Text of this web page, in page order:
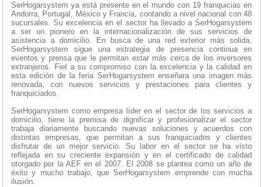
SerHogarsystem ya está presente en el mundo con 19 franquicias en
Andorra, Portugal, México y Francia, contando a nivel nacional con 48
sucursales. Su excelencia en el sector ha llevado a SerHogarsystem
a ser un pionero en la internacionalización de sus servicios de
asistencia a domicilio. En busca de una red exterior más solida,
SerHogarsystem sigue una estrategia de presencia continua en
eventos y prensa que le permitan estar más cerca de los inversores
extranjeros. Fiel a su compromiso con la excelencia y la calidad en
esta edición de la feria SerHogarsystem enseñara una imagen más
renovada, con nuevos servicios y prestaciones para clientes y
franquiciados.
SerHogarsystem como empresa líder en el sector de los servicios a
domicilio, tiene la premisa de dignificar y profesionalizar el sector
trabaja diariamente buscando nuevas soluciones y acuerdos con
distintas empresas, que permitan a sus franquiciados y clientes
disfrutar de un mejor servicio. Su labor en el sector se ha visto
reflejada en su creciente expansión y en el certificado de calidad
otorgado por la AEF en el 2007. El 2008 se plantea como un año de
éxito y mucho trabajo, que SerHogarsystem emprende con mucha
ilusión.